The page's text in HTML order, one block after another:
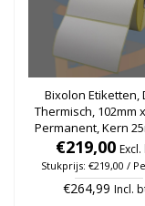
Bixolon Etiketten,
Thermisch, 102mm
Permanent, Kern
à 1.100 stuks (Per
€219,00
Stukprijs: €219,00 /
€264,99 Incl.